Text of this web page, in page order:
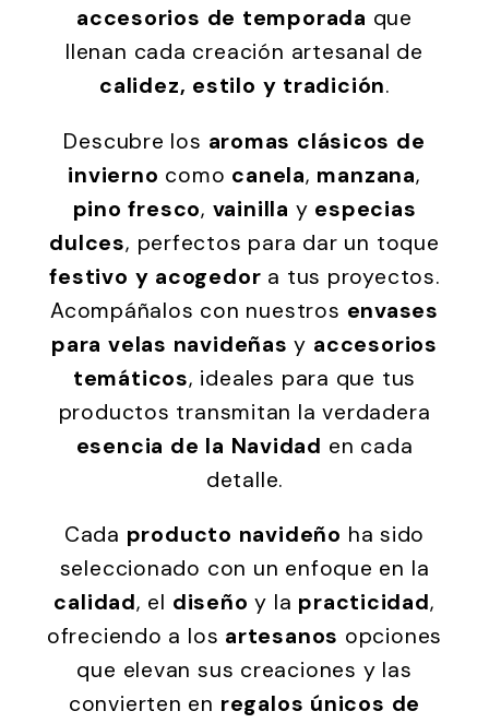
accesorios de temporada que
llenan cada creación artesanal de
calidez, estilo y tradición.
Descubre los aromas clásicos de
invierno como canela, manzana,
pino fresco, vainilla y especias
dulces, perfectos para dar un toque
festivo y acogedor a tus proyectos.
Acompáñalos con nuestros envases
para velas navideñas y accesorios
temáticos, ideales para que tus
productos transmitan la verdadera
esencia de la Navidad en cada
detalle.
Cada producto navideño ha sido
seleccionado con un enfoque en la
calidad, el diseño y la practicidad,
ofreciendo a los artesanos opciones
que elevan sus creaciones y las
convierten en regalos únicos de